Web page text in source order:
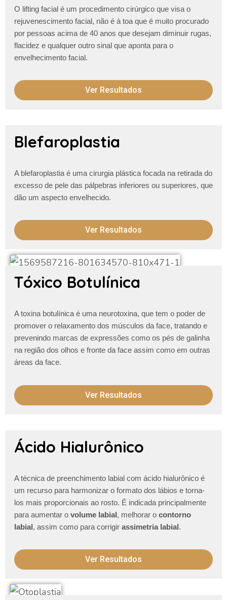
O lifting facial é um procedimento cirúrgico que visa o
rejuvenescimento facial, não é à toa que é muito procurado
por pessoas acima de 40 anos que desejam diminuirrugas,
flacidez e qualquer outro sinal que aponta para o
envelhecimento facial.
Ver Resultados
Blefaroplastia
A blefaroplastia é uma cirurgia plástica focada na retirada do
excesso de pele das pálpebras inferiores ou superiores, que
dão um aspecto envelhecido.
Ver Resultados
Tóxico Botulínica
A toxina botulínica é uma neurotoxina, que tem o poder de
promover o relaxamento dos músculos da face, tratando e
prevenindo marcas de expressões como os pés de galinha
na região dos olhos e fronte da face assim como em outras
áreas da face.
Ver Resultados
Ácido Hialurônico
A técnica de preenchimento labial com ácido hialurônico é
um recurso para harmonizar o formato dos lábios e torna-
los mais proporcionais ao rosto. É indicada principalmente
para aumentar o volume labial, melhorar o contorno
labial, assim como para corrigir assimetria labial.
Ver Resultados